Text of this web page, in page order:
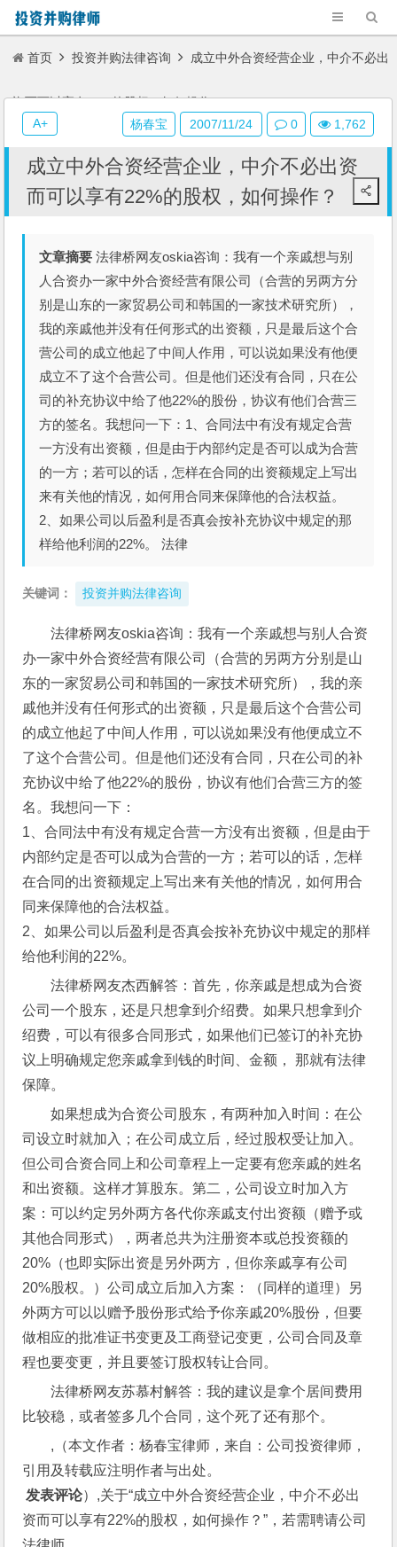
首页 投资并购法律咨询 成立中外合资经营企业，中介不必出
资而可以享有22%的股权，如何操作？
成立中外合资经营企业，中介不必出资
而可以享有22%的股权，如何操作？
文章摘要 法律桥网友oskia咨询：我有一个亲戚想与别
人合资办一家中外合资经营有限公司（合营的另两方分
别是山东的一家贸易公司和韩国的一家技术研究所），
我的亲戚他并没有任何形式的出资额，只是最后这个合
营公司的成立他起了中间人作用，可以说如果没有他便
成立不了这个合营公司。但是他们还没有合同，只在公
司的补充协议中给了他22%的股份，协议有他们合营三
方的签名。我想问一下：1、合同法中有没有规定合营
一方没有出资额，但是由于内部约定是否可以成为合营
的一方；若可以的话，怎样在合同的出资额规定上写出
来有关他的情况，如何用合同来保障他的合法权益。
2、如果公司以后盈利是否真会按补充协议中规定的那
样给他利润的22%。 法律
关键词： 投资并购法律咨询
法律桥网友oskia咨询：我有一个亲戚想与别人合资
办一家中外合资经营有限公司（合营的另两方分别是山
东的一家贸易公司和韩国的一家技术研究所），我的亲
戚他并没有任何形式的出资额，只是最后这个合营公司
的成立他起了中间人作用，可以说如果没有他便成立不
了这个合营公司。但是他们还没有合同，只在公司的补
充协议中给了他22%的股份，协议有他们合营三方的签
名。我想问一下：
1、合同法中有没有规定合营一方没有出资额，但是由于
内部约定是否可以成为合营的一方；若可以的话，怎样
在合同的出资额规定上写出来有关他的情况，如何用合
同来保障他的合法权益。
2、如果公司以后盈利是否真会按补充协议中规定的那样
给他利润的22%。
法律桥网友杰西解答：首先，你亲戚是想成为合资
公司一个股东，还是只想拿到介绍费。如果只想拿到介
绍费，可以有很多合同形式，如果他们已签订的补充协
议上明确规定您亲戚拿到钱的时间、金额， 那就有法律
保障。
如果想成为合资公司股东，有两种加入时间：在公
司设立时就加入；在公司成立后，经过股权受让加入。
但公司合资合同上和公司章程上一定要有您亲戚的姓名
和出资额。这样才算股东。第二，公司设立时加入方
案：可以约定另外两方各代你亲戚支付出资额（赠予或
其他合同形式），两者总共为注册资本或总投资额的
20%（也即实际出资是另外两方，但你亲戚享有公司
20%股权。）公司成立后加入方案：（同样的道理）另
外两方可以以赠予股份形式给予你亲戚20%股份，但要
做相应的批准证书变更及工商登记变更，公司合同及章
程也要变更，并且要签订股权转让合同。
法律桥网友苏慕村解答：我的建议是拿个居间费用
比较稳，或者签多几个合同，这个死了还有那个。
,（本文作者：杨春宝律师，来自：公司投资律师，
引用及转载应注明作者与出处。
发表评论）,关于“成立中外合资经营企业，中介不必出
资而可以享有22%的股权，如何操作？”，若需聘请公司
杨春宝 2007/11/24 0 1,762
A+